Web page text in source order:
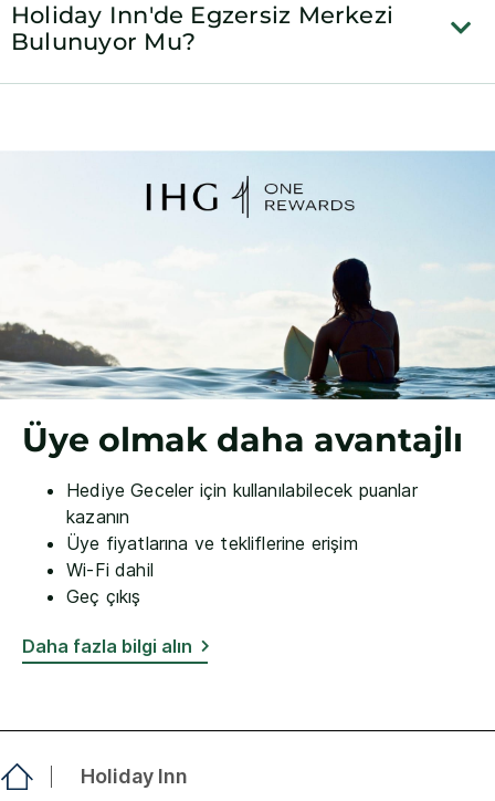
Holiday Inn'de Egzersiz Merkezi
Bulunuyor Mu?
Üye olmak daha avantajlı
Hediye Geceler için kullanılabilecek puanlar
kazanın
Üye fiyatlarına ve tekliflerine erişim
Wi-Fi dahil
Geç çıkış
Daha fazla bilgi alın
Holiday Inn